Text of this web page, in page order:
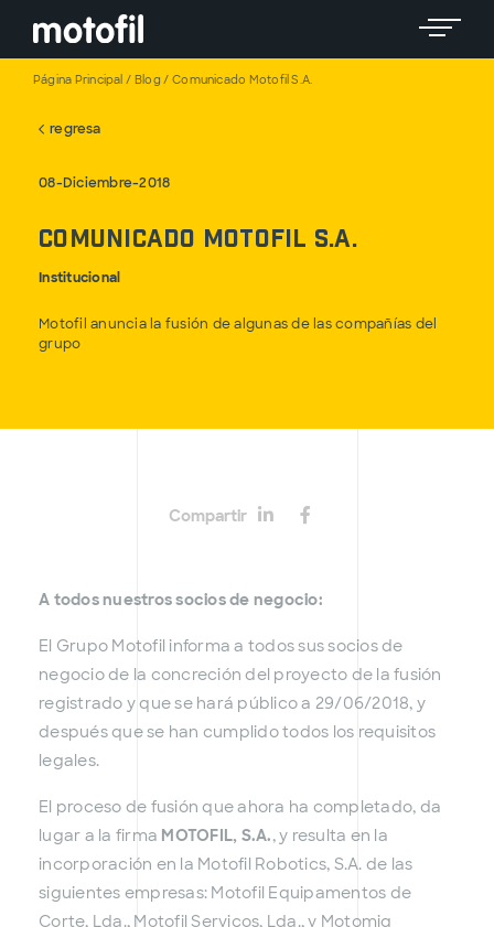
Página Principal / Blog / Comunicado Motofil S.A.
regresa
08-Diciembre-2018
Comunicado Motofil S.A.
Institucional
Motofil anuncia la fusión de algunas de las compañías del
grupo
Compartir
A todos nuestros socios de negocio:
El Grupo Motofil informa a todos sus socios de
negocio de la concreción del proyecto de la fusión
registrado y que se hará público a 29/06/2018, y
después que se han cumplido todos los requisitos
legales.
El proceso de fusión que ahora ha completado, da
lugar a la firma MOTOFIL, S.A., y resulta en la
incorporación en la Motofil Robotics, S.A. de las
siguientes empresas: Motofil Equipamentos de
Corte, Lda., Motofil Serviços, Lda., y Motomig